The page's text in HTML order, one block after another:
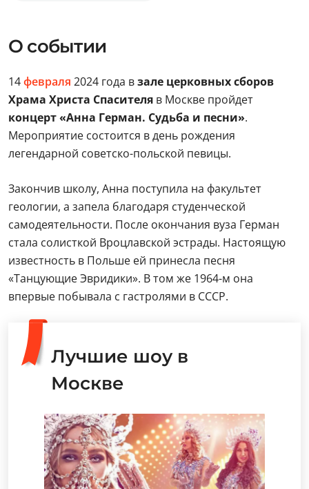
О событии
14февраля 2024 года взале церковных сборов
Храма Христа Спасителя в Москве пройдет
концерт «Анна Герман. Судьба и песни».
Мероприятие состоится в день рождения
легендарной советско-польской певицы.
Закончив школу, Анна поступила на факультет
геологии, а запела благодаря студенческой
самодеятельности. После окончания вуза Герман
стала солисткой Вроцлавской эстрады. Настоящую
известность в Польше ей принесла песня
«Танцующие Эвридики». В том же 1964-м она
впервые побывала с гастролями в СССР.
Лучшие шоу в
Москве